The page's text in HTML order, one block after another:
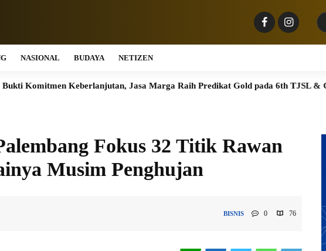
NASIONAL BUDAYA NETIZEN
Jasa Marga Raih Predikat Gold pada 6th TJSL & CSR Award 2026
Fokus 32 Titik Rawan
Musim Penghujan
BISNIS 0 76